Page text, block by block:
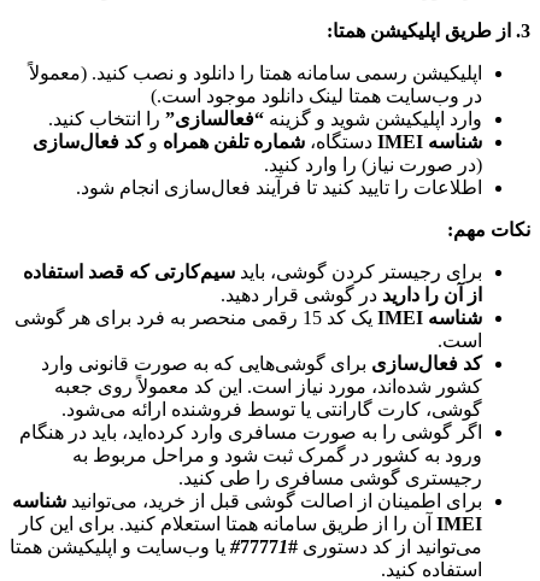
3. از طریق اپلیکیشن همتا:
اپلیکیشن رسمی سامانه همتا را دانلود و نصب کنید. (معمولاً
در وب‌سایت همتا لینک دانلود موجود است.)
وارد اپلیکیشن شوید و گزینه “فعالسازی” را انتخاب کنید.
شناسه IMEI
دستگاه، شماره تلفن همراه وکد فعال‌سازی
(در صورت نیاز) را وارد کنید.
اطلاعات را تایید کنید تا فرآیند فعال‌سازی انجام شود.
نکات مهم:
برای رجیستر کردن گوشی، باید سیم‌کارتی که قصد استفاده
از آن را دارید در گوشی قرار دهید.
شناسه IMEI
یک کد 15 رقمی منحصر به فرد برای هر گوشی
است.
کد فعال‌سازی برای گوشی‌هایی که به صورت قانونی وارد
کشور شده‌اند، مورد نیاز است. این کد معمولاً روی جعبه
گوشی، کارت گارانتی یا توسط فروشنده ارائه می‌شود.
اگر گوشی را به صورت مسافری وارد کرده‌اید، باید در هنگام
ورود به کشور در گمرک ثبت شود و مراحل مربوط به
رجیستری گوشی مسافری را طی کنید.
برای اطمینان از اصالت گوشی قبل از خرید، می‌توانید شناسه
IMEI آن را از طریق سامانه همتا استعلام کنید. برای این کار
می‌توانید از کد دستوری #7777
1#
یا وب‌سایت و اپلیکیشن همتا
استفاده کنید.